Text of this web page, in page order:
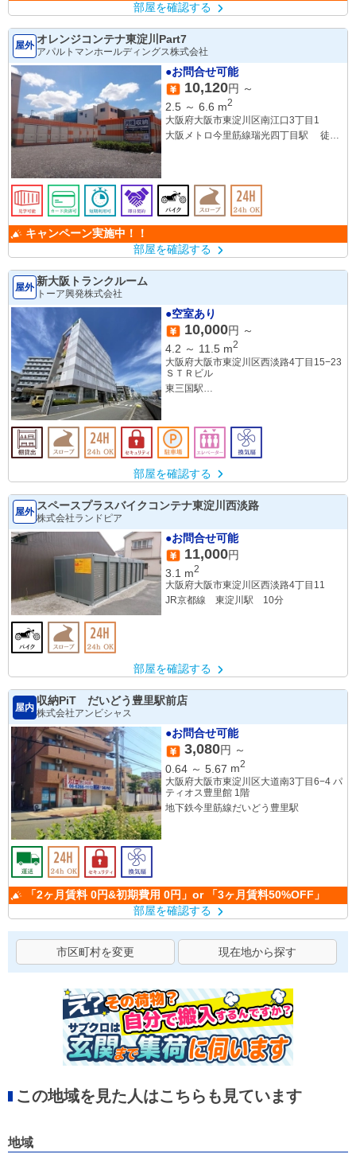
部屋を確認する
屋外 オレンジコンテナ東淀川Part7
アパルトマンホールディングス株式会社
●お問合せ可能
10,120円 ～
2.5 ～ 6.6 m2
大阪府大阪市東淀川区南江口3丁目1
大阪メトロ今里筋線瑞光四丁目駅 徒歩
キャンペーン実施中！！
部屋を確認する
屋外 新大阪トランクルーム
トーア興発株式会社
●空室あり
10,000円 ～
4.2 ～ 11.5 m2
大阪府大阪市東淀川区西淡路4丁目15−23
ＳＴＲビル
東三国駅
部屋を確認する
屋外 スペースプラスバイクコンテナ東淀川西淡路
株式会社ランドピア
●お問合せ可能
11,000円
3.1 m2
大阪府大阪市東淀川区西淡路4丁目11
JR京都線 東淀川駅 10分
部屋を確認する
屋内
収納PiT だいどう豊里駅前店
株式会社アンビシャス
●お問合せ可能
3,080円 ～
0.64 ～ 5.67 m2
大阪府大阪市東淀川区大道南3丁目6−4 パ
ティオス豊里館 1階
地下鉄今里筋線だいどう豊里駅
「2ヶ月賃料 0円&初期費用 0円」or 「3ヶ月賃料50%OFF」
部屋を確認する
市区町村を変更 現在地から探す
この地域を見た人はこちらも見ています
地域